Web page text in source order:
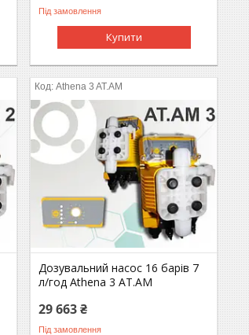
Під замовлення
Купити
Athena 3 AT.AM
Дозувальний насос 16 барів 7
л/год Athena 3 AT.AM
29 663 ₴
Під замовлення